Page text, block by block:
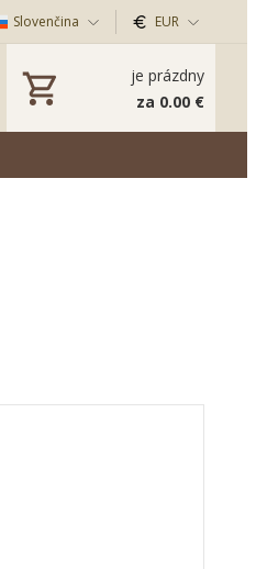
Slovenčina EUR
je prázdny
za 0.00 €